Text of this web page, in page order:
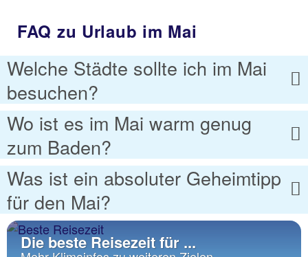
FAQ zu Urlaub im Mai
Welche Städte sollte ich im Mai
besuchen?
Wo ist es im Mai warm genug
zum Baden?
Was ist ein absoluter Geheimtipp
für den Mai?
Die beste Reisezeit für ...